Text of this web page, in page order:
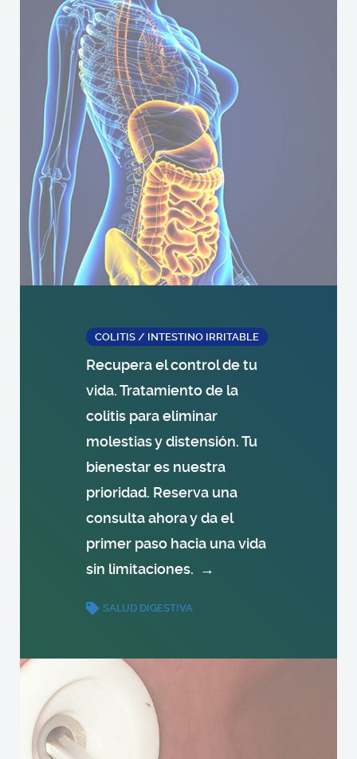
COLITIS / INTESTINO IRRITABLE
Recupera el control de tu
vida. Tratamiento de la
colitis para eliminar
molestias y distensión. Tu
bienestar es nuestra
prioridad. Reserva una
consulta ahora y da el
primer paso hacia una vida
sin limitaciones. →
SALUD DIGESTIVA